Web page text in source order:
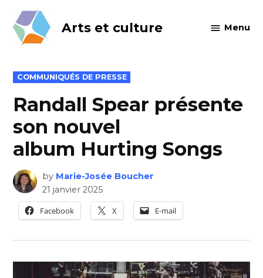
content
Arts et culture Menu
POSTED
IN
COMMUNIQUÉS DE PRESSE
Randall Spear présente
son nouvel
album Hurting Songs
by Marie-Josée Boucher
21 janvier 2025
Facebook
X E-mail